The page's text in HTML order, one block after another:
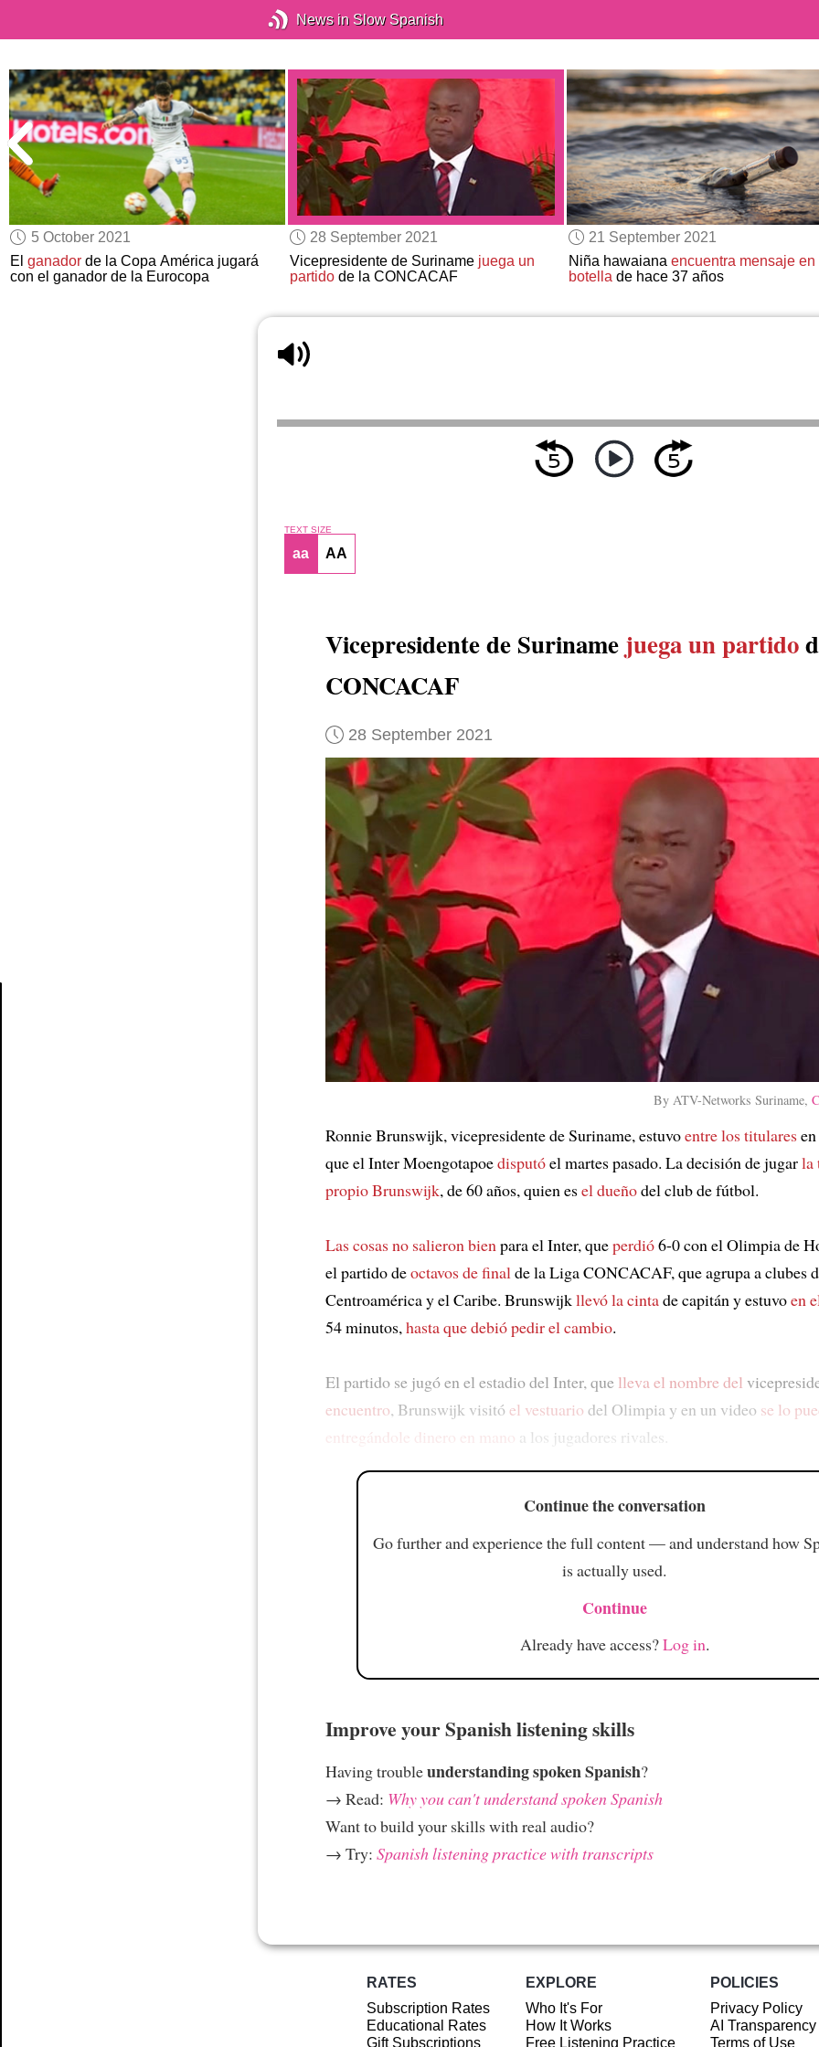
News in Slow Spanish
5 October 2021
Elganador de la Copa América jugará
con el ganador de la Eurocopa
28 September 2021
Vicepresidente de Suriname juega un
partidode la CONCACAF
21 September 2021
Niña hawaiana encuentra mensaje en
botellade hace 37 años
TEXT SIZE
aa AA
Vicepresidente de Suriname juega un partido
CONCACAF
28 September 2021
By ATV-Networks Suriname,
Ronnie Brunswijk, vicepresidente de Suriname, estuvoentre los titulares
que el Inter Moengotapoedisputóel martes pasado. La decisión de jugarla
propio Brunswijk, de 60 años, quien esel dueñodel club de fútbol.
Las cosas no salieron bienpara el Inter, queperdió6-0 con el Olimpia de
el partido deoctavos de finalde la Liga CONCACAF, que agrupa a clubes
Centroamérica y el Caribe. Brunswijkllevó la cintade capitán y estuvoen
54 minutos,hasta que debió pedirel cambio.
El partido se jugó en el estadio del Inter, que lleva el nombre del
encuentro, Brunswijk visitó el vestuario del Olimpia y en un video se lo
entregándole dinero en mano a los jugadores rivales.
Continue the conversation
Go further and experience the full content — and understand how
is actually used.
Continue
Already have access?Log in.
Improve your Spanish listening skills
Having troubleunderstanding spoken Spanish?
→ Read: Why you can't understand spoken Spanish
Want to build your skills with real audio?
→ Try: Spanish listening practice with transcripts
RATES
Subscription Rates
Educational Rates
Gift Subscriptions
EXPLORE
Who It's For
How It Works
Free Listening Practice
POLICIES
Privacy Policy
AI
Terms of Use